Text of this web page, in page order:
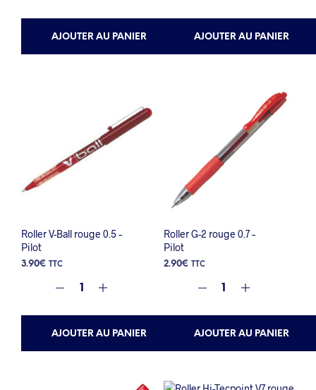
AJOUTER AU PANIER AJOUTER AU PANIER
Roller V-Ball rouge 0.5 –
Pilot
3.90€ TTC
AJOUTER AU PANIER
Roller G-2 rouge 0.7 –
Pilot
2.90€ TTC
AJOUTER AU PANIER